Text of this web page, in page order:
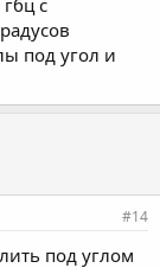
под угол и
#14
под углом